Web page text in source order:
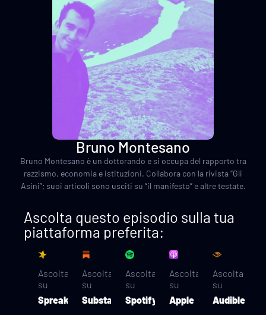
Bruno Montesano
Bruno Montesano è un dottorando e si occupa del rapporto tra
razzismo, economia e istituzioni. Collabora con la rivista “Gli
Asini”; suoi articoli sono usciti su “il manifesto” e altre testate.
Ascolta questo episodio sulla tua
piattaforma preferita:
Ascolta
su
Spreaker
Ascolta
su
Substack
Ascolta
su
Spotify
Ascolta
su
Apple
Ascolta
su
Audible